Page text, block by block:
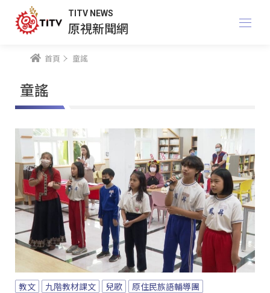
TITV NEWS
原視新聞網
首頁 童謠
童謠
教文 九階教材課文 兒歌
原住民族語輔導團